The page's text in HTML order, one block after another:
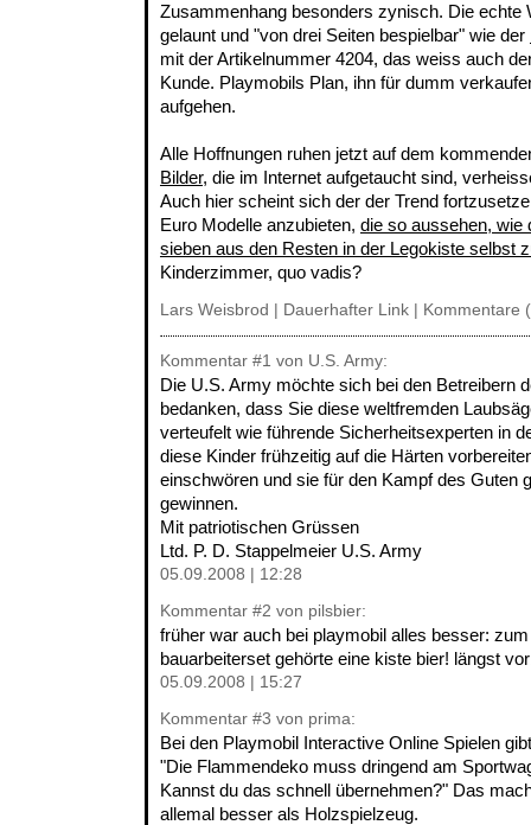
Zusammenhang besonders zynisch. Die echte
gelaunt und "von drei Seiten bespielbar" wie der
mit der Artikelnummer 4204, das weiss auch
Kunde. Playmobils Plan, ihn für dumm
aufgehen.
Alle Hoffnungen ruhen jetzt auf dem
Bilder, die im Internet aufgetaucht sind,
Auch hier scheint sich der der Trend
Euro Modelle anzubieten, die so aussehen, wie
sieben aus den Resten in der Legokiste selbst
Kinderzimmer, quo vadis?
Lars Weisbrod | Dauerhafter Link Kommentare
Kommentar #1 von U.S. Army:
Die U.S. Army möchte sich bei den Betreibern
bedanken, dass Sie diese weltfremden
verteufelt wie führende Sicherheitsexperten in
diese Kinder frühzeitig auf die Härten
einschwören und sie für den Kampf des Guten
gewinnen.
Mit patriotischen Grüssen
Ltd. P. D. Stappelmeier U.S. Army
05.09.2008 | 12:28
Kommentar #2 von pilsbier:
früher war auch bei playmobil alles besser:
bauarbeiterset gehörte eine kiste bier! längst
05.09.2008 | 15:27
Kommentar #3 von prima:
Bei den Playmobil Interactive Online Spielen
"Die Flammendeko muss dringend am
Kannst du das schnell übernehmen?" Das
allemal besser als Holzspielzeug.